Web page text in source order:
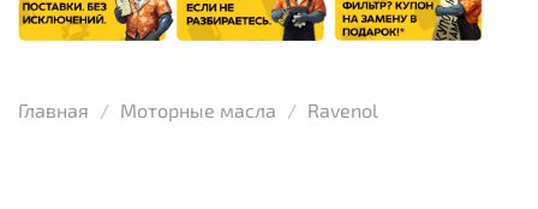
Главная Моторные масла Ravenol